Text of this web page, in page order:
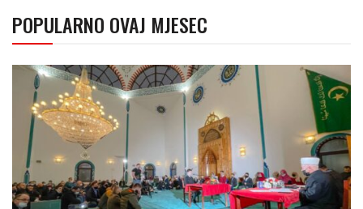
POPULARNO OVAJ MJESEC